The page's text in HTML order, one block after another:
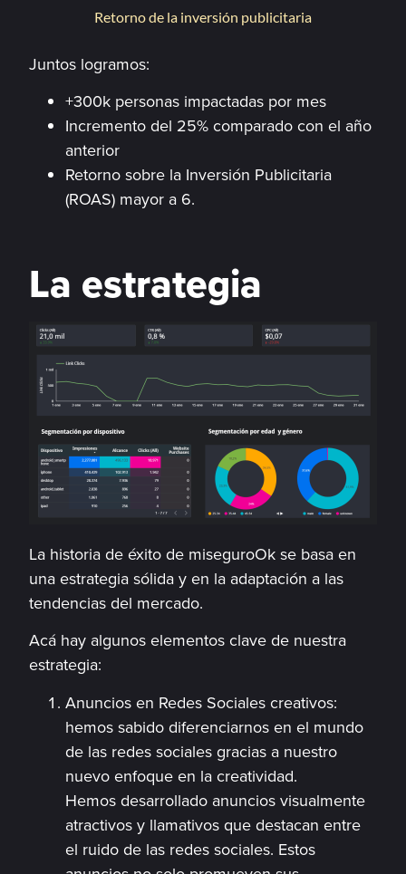
Retorno de la inversión publicitaria
Juntos logramos:
+300k personas impactadas por mes
Incremento del 25% comparado con el año
anterior
Retorno sobre la Inversión Publicitaria
(ROAS) mayor a 6.
La estrategia
La historia de éxito de miseguroOk se basa en
una estrategia sólida y en la adaptación a las
tendencias del mercado.
Acá hay algunos elementos clave de nuestra
estrategia:
Anuncios en Redes Sociales creativos:
hemos sabido diferenciarnos en el mundo
de las redes sociales gracias a nuestro
nuevo enfoque en la creatividad.
Hemos desarrollado anuncios visualmente
atractivos y llamativos que destacan entre
el ruido de las redes sociales. Estos